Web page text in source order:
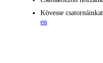
Kövesse csatornáinkat
en